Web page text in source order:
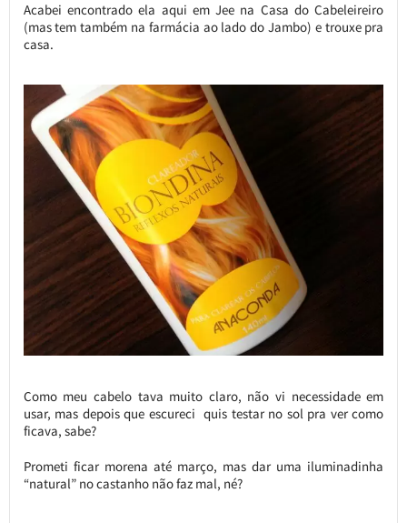
Acabei encontrado ela aqui em Jee na Casa do Cabeleireiro
(mas tem também na farmácia ao lado do Jambo) e trouxe pra
casa.
Como meu cabelo tava muito claro, não vi necessidade em
usar, mas depois que escureci quis testar no sol pra ver como
ficava, sabe?
Prometi ficar morena até março, mas dar uma iluminadinha
“natural” no castanho não faz mal, né?